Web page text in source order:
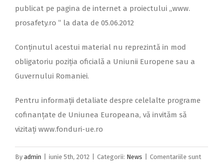
publicat pe pagina de internet a proiectului „www.
prosafety.ro ” la data de 05.06.2012
Conținutul acestui material nu reprezintă in mod
obligatoriu poziția oficială a Uniunii Europene sau a
Guvernului Romaniei.
Pentru informații detaliate despre celelalte programe
cofinanțate de Uniunea Europeana, vă invităm să
vizitați www.fonduri-ue.ro
By admin iunie 5th, 2012 Categorii: News
Comentariile sunt